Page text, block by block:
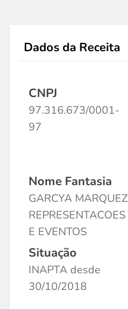
Dados da Receita
CNPJ
97.316.673/0001-
97
Nome Fantasia
GARCYA MARQUEZ
REPRESENTACOES
E EVENTOS
Situação
INAPTA desde
30/10/2018